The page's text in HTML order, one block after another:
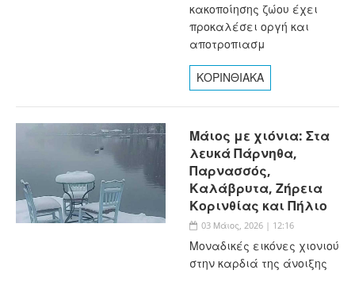
κακοποίησης ζώου έχει
προκαλέσει οργή και
αποτροπιασμ
ΚΟΡΙΝΘΙΑΚΑ
Μάιος με χιόνια: Στα
λευκά Πάρνηθα,
Παρνασσός,
Καλάβρυτα, Ζήρεια
Κορινθίας και Πήλιο
03 Μάιος, 2026 | 12:16
Μοναδικές εικόνες χιονιού
στην καρδιά της άνοιξης